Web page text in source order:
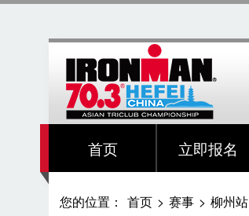
首页 立即报名
您的位置： 首页 > 赛事 > 柳州站